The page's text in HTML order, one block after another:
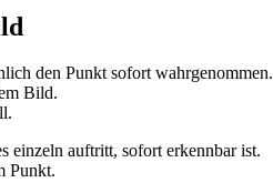
den Punkt sofort wahrgenommen.
Bild.
einzeln auftritt, sofort erkennbar ist.
Punkt.